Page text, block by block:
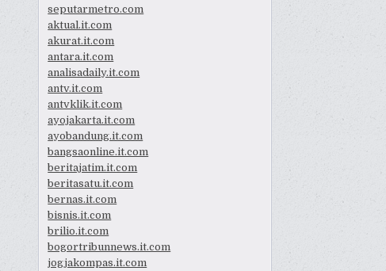
seputarmetro.com
aktual.it.com
akurat.it.com
antara.it.com
analisadaily.it.com
antv.it.com
antvklik.it.com
ayojakarta.it.com
ayobandung.it.com
bangsaonline.it.com
beritajatim.it.com
beritasatu.it.com
bernas.it.com
bisnis.it.com
brilio.it.com
bogortribunnews.it.com
jogjakompas.it.com